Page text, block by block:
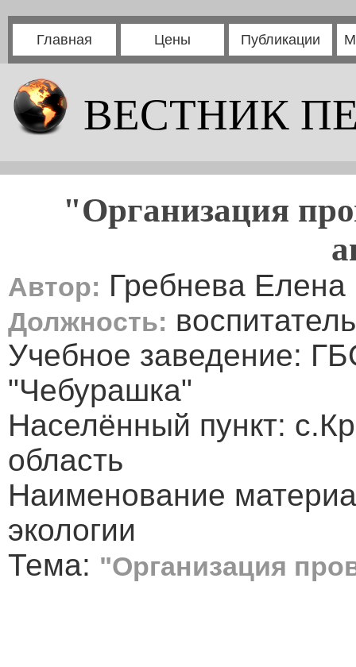
Главная Цены Публикации
ВЕСТНИК
"Организация
Автор: Гребнева
Должность: воспитатель
Учебное заведение:
"Чебурашка"
Населённый пункт:
область
Наименование
экологии
Тема: "Организация